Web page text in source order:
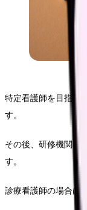
特定看護師を目指す
す。
その後、研修機関に
す。
診療看護師の場合は